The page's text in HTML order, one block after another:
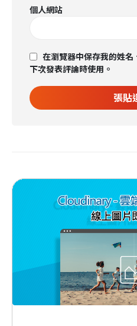
個人網站
在瀏覽器中保存我的姓
下次發表評論時使用。